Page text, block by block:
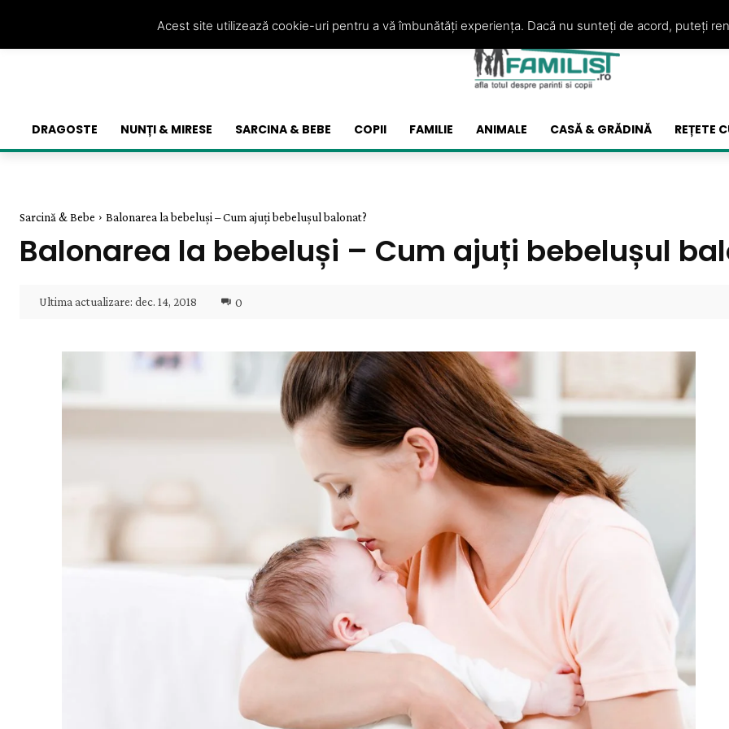
DRAGOSTE NUNȚI & MIRESE SARCINA & BEBE COPII FAMILIE ANIMALE CASĂ & GRĂDINĂ REȚETE
Sarcină & Bebe Balonarea la bebeluși – Cum ajuți bebelușul balonat?
Balonarea la bebeluși – Cum ajuți bebelușul
Ultima actualizare: dec. 14, 2018 0
Acest site utilizează cookie-uri pentru a vă îmbunătăți experiența. Dacă nu sunteți de acord, puteți